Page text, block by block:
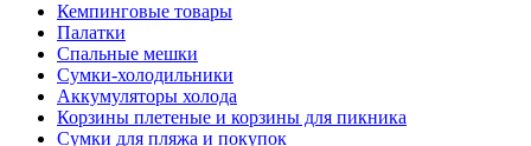
Кемпинговые товары
Палатки
Спальные мешки
Сумки-холодильники
Аккумуляторы холода
Корзины плетеные и корзины для пикника
Сумки для пляжа и покупок